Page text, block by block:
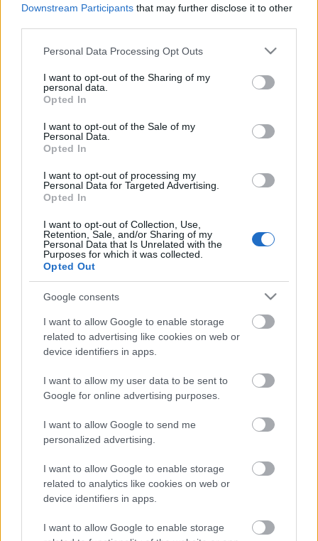
Downstream Participants that may further disclose it to other
Please note that this website/app uses one or more Google
not limited to your visit or usage behaviour. You may click to
grant or deny consent to Google and its third-party tags to
use your data for below specified purposes in below Google
consent section.
Personal Data Processing Opt Outs
I want to opt-out of the Sharing of my
personal data.
Opted In
I want to opt-out of the Sale of my
Personal Data.
Opted In
I want to opt-out of processing my
Personal Data for Targeted Advertising.
Opted In
I want to opt-out of Collection, Use,
Retention, Sale, and/or Sharing of my
Personal Data that Is Unrelated with the
Purposes for which it was collected.
Opted Out
Google consents
I want to allow Google to enable storage
related to advertising like cookies on web or
device identifiers in apps.
I want to allow my user data to be sent to
Google for online advertising purposes.
I want to allow Google to send me
personalized advertising.
I want to allow Google to enable storage
related to analytics like cookies on web or
device identifiers in apps.
I want to allow Google to enable storage
Egészben sült báránygerinc, ahogy
Sárközi Ákos Michelin csillagos séf
csinálja
2018. május 08.
Ha szeretnéd elkápráztatni a családot, barátokat,
Hát, ahogy a Michelin csillagos séfek receptjeit
nézegetjük, eléggé. De ne rajtunk...
Friss és ropogós
Mákos guba új
elkészíthető
2019. szeptember 03. 11:30
bulgurral - A fetától
lesz igazán ízes
2019. szeptember 03. 09:35
Ne maradj le semmiről!